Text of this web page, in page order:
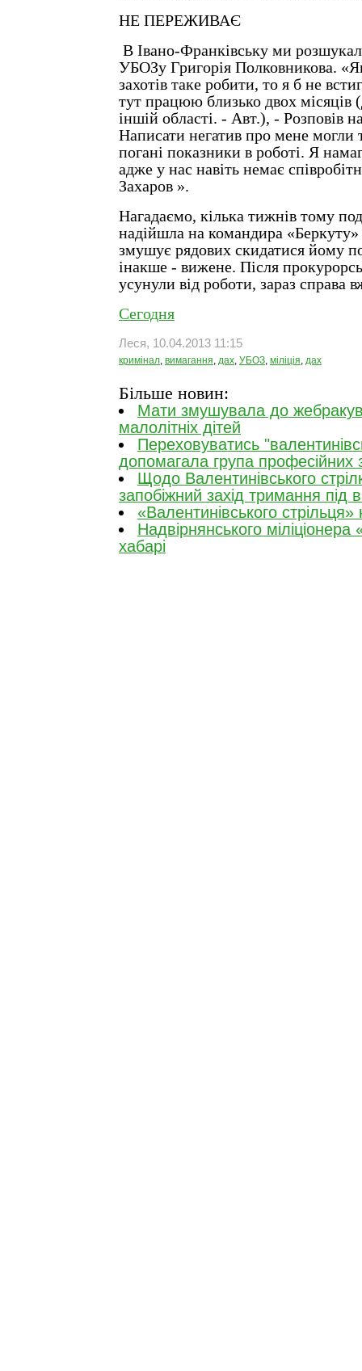
НЕ ПЕРЕЖИВАЄ
В Івано-Франківську ми
УБОЗу Григорія Полковникова.
захотів таке робити, то я б не
тут працюю близько двох місяців
іншій області. - Авт.), - Розповів
Написати негатив про мене могли
погані показники в роботі. Я
адже у нас навіть немає
Захаров ».
Нагадаємо, кілька тижнів тому
надійшла на командира
змушує рядових скидатися йому
інакше - вижене. Після
усунули від роботи, зараз справа
Сегодня
Леся, 10.04.2013 11:15
кримінал, вимагання, дах, УБОЗ, міліція, дах
Більше новин:
Мати змушувала до
малолітніх дітей
Переховуватись
допомагала група професійних
Щодо Валентинівського
запобіжний захід тримання під
«Валентинівського
Надвірнянського
хабарі